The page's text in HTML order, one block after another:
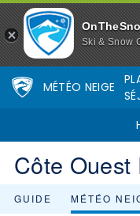
Ski & Snow
MÉTÉO NEIGE
Côte Ouest
GUIDE MÉTÉO